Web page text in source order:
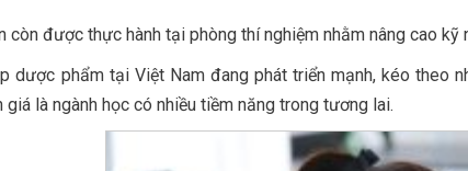
còn được thực hành tại phòng thí nghiệm nhằm nâng cao
dược phẩm tại Việt Nam đang phát triển mạnh, kéo
là ngành học có nhiều tiềm năng trong tương lai.